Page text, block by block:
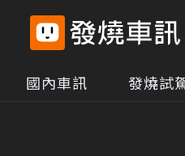
國內車訊 發燒試